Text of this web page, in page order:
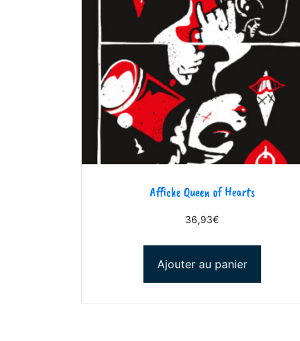
Affiche Queen of Hearts
36,93€
Ajouter au panier